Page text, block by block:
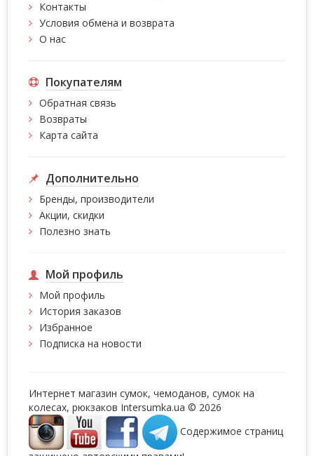
Контакты
Условия обмена и возврата
О нас
Покупателям
Обратная связь
Возвраты
Карта сайта
Дополнительно
Бренды, производители
Акции, скидки
Полезно знать
Мой профиль
Мой профиль
История заказов
Избранное
Подписка на новости
Интернет магазин сумок, чемоданов, сумок на
колесах, рюкзаков Intersumka.ua © 2026
Содержимое страниц